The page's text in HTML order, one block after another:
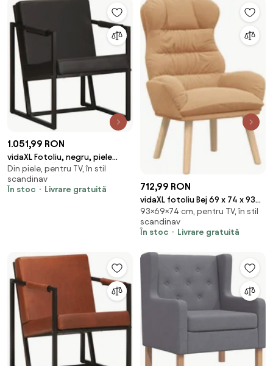
1.051,99 RON
vidaXL Fotoliu, negru, piele
naturală
Din piele, pentru TV, în stil
scandinav
În stoc
Livrare gratuită 712,99 RON
vidaXL fotoliu Bej 69 x 74 x 93
cm Țesătura Sherpa
93×69×74 cm, pentru TV, în stil
scandinav
În stoc
Livrare gratuită